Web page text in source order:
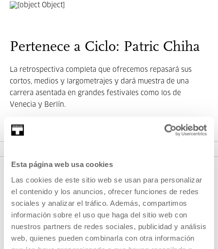
Esta página web usa cookies
Las cookies de este sitio web se usan para personalizar
el contenido y los anuncios, ofrecer funciones de redes
sociales y analizar el tráfico. Además, compartimos
información sobre el uso que haga del sitio web con
nuestros partners de redes sociales, publicidad y análisis
web, quienes pueden combinarla con otra información
Pertenece a Ciclo: Patric Chiha
La retrospectiva completa que ofrecemos repasará sus
cortos, medios y largometrajes y dará muestra de una
carrera asentada en grandes festivales como los de
Venecia y Berlín.
VER CICLO